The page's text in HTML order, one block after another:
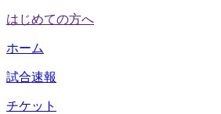
はじめての方へ
ホーム
試合速報
チケット